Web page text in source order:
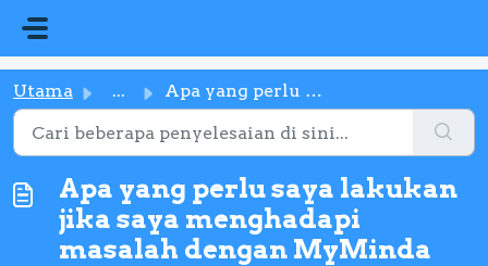
Utama ... Apa yang perlu saya lakukan jika saya menghadapi masalah ...
Apa yang perlu saya lakukan
jika saya menghadapi
masalah dengan MyMinda